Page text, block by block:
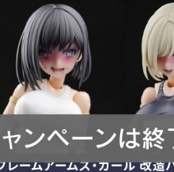
あります。
パーツは製品別
ばならない場合
組み立てないで